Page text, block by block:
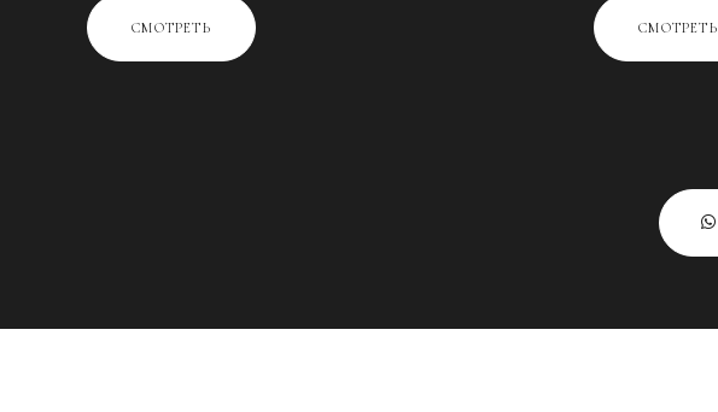
СМОТРЕТЬ СМОТРЕТЬ